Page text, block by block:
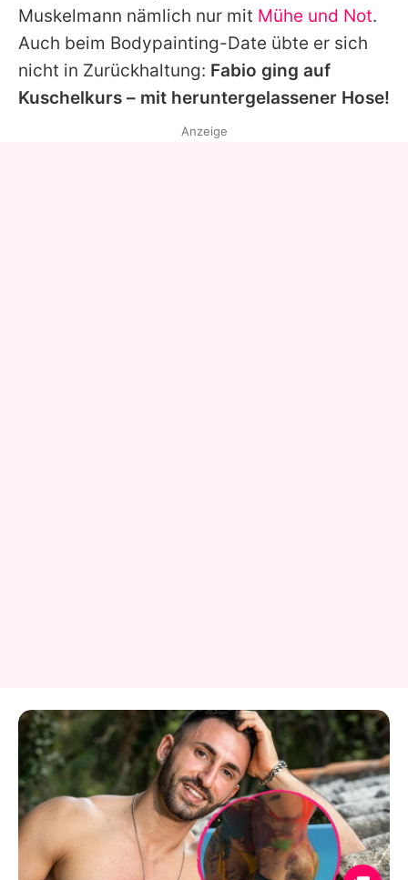
Muskelmann nämlich nur mit Mühe und Not.
Auch beim Bodypainting-Date übte er sich
nicht in Zurückhaltung: Fabio ging auf
Kuschelkurs – mit heruntergelassener Hose!
Anzeige